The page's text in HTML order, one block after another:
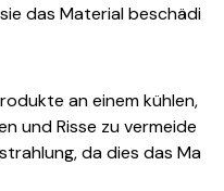
das Material beschädi
an einem kühlen,
und Risse zu vermeide
da dies das Ma